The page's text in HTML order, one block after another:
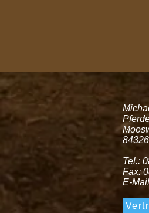
Tel.:
Fax:
E-